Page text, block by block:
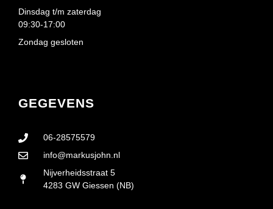
GEGEVENS
06-28575579
info@markusjohn.nl
Nijverheidsstraat 5
4283 GW Giessen (NB)
Dinsdag t/m zaterdag
09:30-17:00
Zondag gesloten